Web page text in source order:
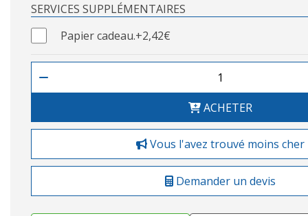
SERVICES SUPPLÉMENTAIRES
Papier cadeau.+2,42€
ACHETER
Vous l'avez trouvé moins cher
Demander un devis